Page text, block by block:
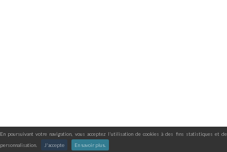
En poursuivant votre navigation, vous acceptez l'utilisation de cookies à des fins statistiques et de
personnalisation.
J'accepte En savoir plus.